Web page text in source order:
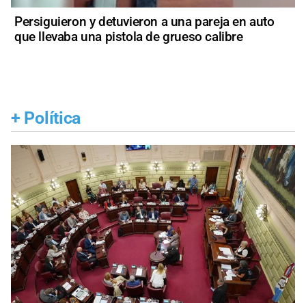
Persiguieron y detuvieron a una pareja en auto
que llevaba una pistola de grueso calibre
+ Política